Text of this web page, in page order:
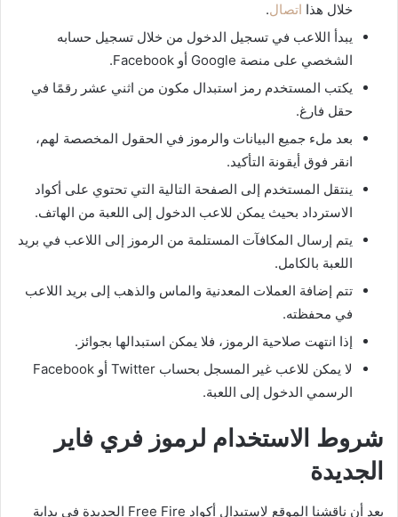
خلال هذا اتصال.
يبدأ اللاعب في تسجيل الدخول من خلال تسجيل حسابه
الشخصي على منصة Google أو Facebook.
يكتب المستخدم رمز استبدال مكون من اثني عشر رقمًا في
حقل فارغ.
بعد ملء جميع البيانات والرموز في الحقول المخصصة لهم،
انقر فوق أيقونة التأكيد.
ينتقل المستخدم إلى الصفحة التالية التي تحتوي على أكواد
الاسترداد بحيث يمكن للاعب الدخول إلى اللعبة من الهاتف.
يتم إرسال المكافآت المستلمة من الرموز إلى اللاعب في بريد
اللعبة بالكامل.
تتم إضافة العملات المعدنية والماس والذهب إلى بريد اللاعب
في محفظته.
إذا انتهت صلاحية الرموز، فلا يمكن استبدالها بجوائز.
لا يمكن للاعب غير المسجل بحساب Twitter أو Facebook
الرسمي الدخول إلى اللعبة.
شروط الاستخدام لرموز فري فاير
الجديدة
بعد أن ناقشنا الموقع لاستبدال أكواد Free Fire الجديدة في بداية